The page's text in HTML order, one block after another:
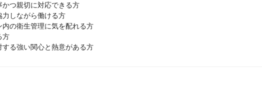
かつ親切に対応できる方
力しながら働ける方
内の衛生管理に気を配れる方
方
する強い関心と熱意がある方